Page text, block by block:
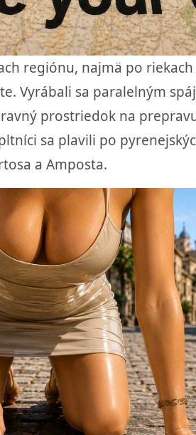
regiónu, najmä po
Vyrábali sa paralelným
prostriedok na
sa plavili po
a Amposta.